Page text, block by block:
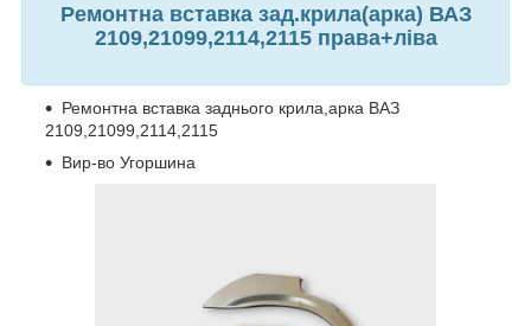
Ремонтна вставка зад.крила(арка) ВАЗ
2109,21099,2114,2115 права+ліва
Ремонтна вставка заднього крила,арка ВАЗ
2109,21099,2114,2115
Вир-во Угоршина